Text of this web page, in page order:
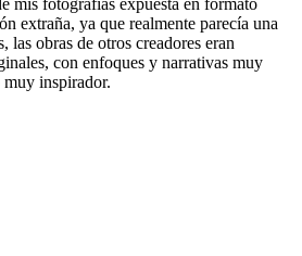
mis fotografías expuesta en formato
extraña, ya que realmente parecía una
las obras de otros creadores eran
con enfoques y narrativas muy
muy inspirador.